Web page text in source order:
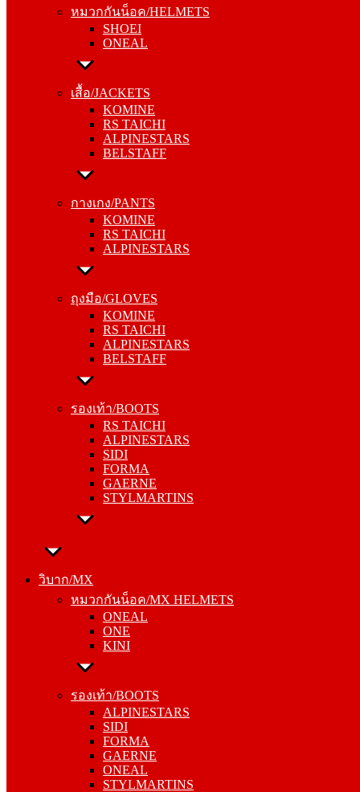
หมวกกันน็อค/HELMETS
SHOEI
ONEAL
เสื้อ/JACKETS
KOMINE
RS TAICHI
ALPINESTARS
BELSTAFF
กางเกง/PANTS
KOMINE
RS TAICHI
ALPINESTARS
ถุงมือ/GLOVES
KOMINE
RS TAICHI
ALPINESTARS
BELSTAFF
รองเท้า/BOOTS
RS TAICHI
ALPINESTARS
SIDI
FORMA
GAERNE
STYLMARTINS
วิบาก/MX
หมวกกันน็อค/MX HELMETS
ONEAL
ONE
KINI
รองเท้า/BOOTS
ALPINESTARS
SIDI
FORMA
GAERNE
ONEAL
STYLMARTINS
ONEAL
เสื้อ/JACKETS
RS TAICHI
ALPINESTARS
BELSTAFF
กางเกง/PANTS
RS TAICHI
ALPINESTARS
ถุงมือ/GLOVES
RS TAICHI
ALPINESTARS
BELSTAFF
รองเท้า/BOOTS
ALPINESTARS
SIDI
FORMA
GAERNE
STYLMARTINS
วิบาก/MX
ONE
KINI
รองเท้า/BOOTS
SIDI
FORMA
GAERNE
ONEAL
STYLMARTINS